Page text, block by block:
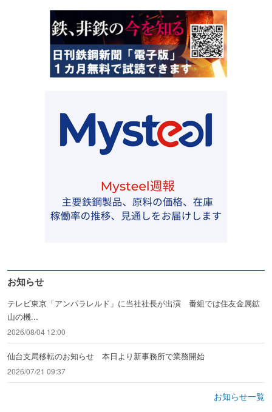
お知らせ
テレビ東京「アンパラレルド」に当社社長が出演 番組では住友金属鉱
山の機...
2026/08/04 12:00
仙台支局移転のお知らせ 本日より新事務所で業務開始
2026/07/21 09:37
お知らせ一覧